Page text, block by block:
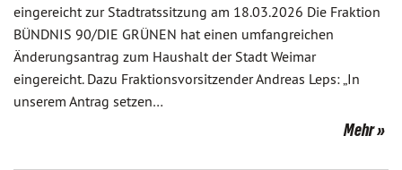
eingereicht zur Stadtratssitzung am 18.03.2026 Die Fraktion
BÜNDNIS 90/DIE GRÜNEN hat einen umfangreichen
Änderungsantrag zum Haushalt der Stadt Weimar
eingereicht. Dazu Fraktionsvorsitzender Andreas Leps: „In
unserem Antrag setzen…
Mehr